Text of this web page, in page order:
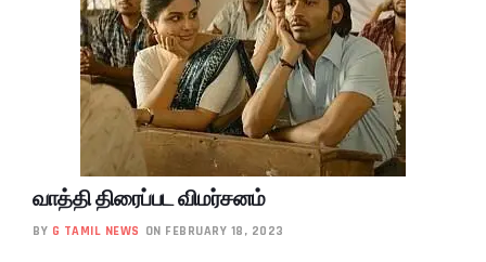
வாத்தி திரைப்பட விமர்சனம்
BY G TAMIL NEWS ON FEBRUARY 18, 2023